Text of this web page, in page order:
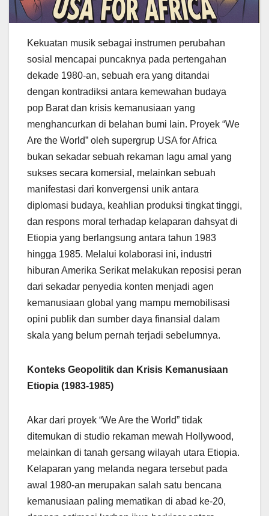
Kekuatan musik sebagai instrumen perubahan
sosial mencapai puncaknya pada pertengahan
dekade 1980-an, sebuah era yang ditandai
dengan kontradiksi antara kemewahan budaya
pop Barat dan krisis kemanusiaan yang
menghancurkan di belahan bumi lain. Proyek “We
Are the World” oleh supergrup USA for Africa
bukan sekadar sebuah rekaman lagu amal yang
sukses secara komersial, melainkan sebuah
manifestasi dari konvergensi unik antara
diplomasi budaya, keahlian produksi tingkat tinggi,
dan respons moral terhadap kelaparan dahsyat di
Etiopia yang berlangsung antara tahun 1983
hingga 1985. Melalui kolaborasi ini, industri
hiburan Amerika Serikat melakukan reposisi peran
dari sekadar penyedia konten menjadi agen
kemanusiaan global yang mampu memobilisasi
opini publik dan sumber daya finansial dalam
skala yang belum pernah terjadi sebelumnya.
Konteks Geopolitik dan Krisis Kemanusiaan
Etiopia (1983-1985)
Akar dari proyek “We Are the World” tidak
ditemukan di studio rekaman mewah Hollywood,
melainkan di tanah gersang wilayah utara Etiopia.
Kelaparan yang melanda negara tersebut pada
awal 1980-an merupakan salah satu bencana
kemanusiaan paling mematikan di abad ke-20,